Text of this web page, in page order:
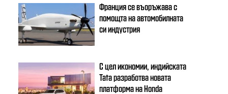
Франция се въоръжава с
помощта на автомобилната
си индустрия
С цел икономии, индийската
Tata разработва новата
платформа на Honda